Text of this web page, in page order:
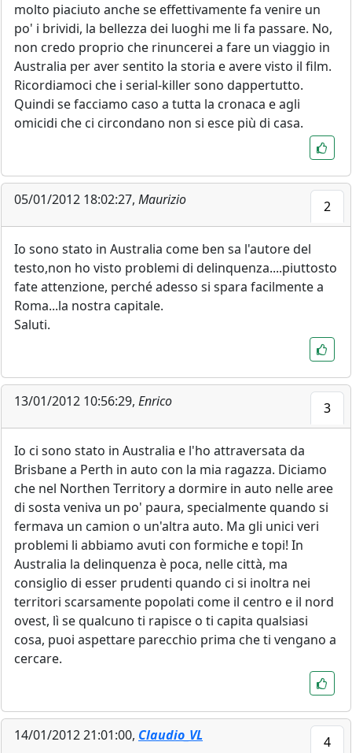
molto piaciuto anche se effettivamente fa venire un
po' i brividi, la bellezza dei luoghi me li fa passare. No,
non credo proprio che rinuncerei a fare un viaggio in
Australia per aver sentito la storia e avere visto il film.
Ricordiamoci che i serial-killer sono dappertutto.
Quindi se facciamo caso a tutta la cronaca e agli
omicidi che ci circondano non si esce più di casa.
05/01/2012 18:02:27, Maurizio 2
Io sono stato in Australia come ben sa l'autore del
testo,non ho visto problemi di delinquenza....piuttosto
fate attenzione, perché adesso si spara facilmente a
Roma...la nostra capitale.
Saluti.
13/01/2012 10:56:29, Enrico 3
Io ci sono stato in Australia e l'ho attraversata da
Brisbane a Perth in auto con la mia ragazza. Diciamo
che nel Northen Territory a dormire in auto nelle aree
di sosta veniva un po' paura, specialmente quando si
fermava un camion o un'altra auto. Ma gli unici veri
problemi li abbiamo avuti con formiche e topi! In
Australia la delinquenza è poca, nelle città, ma
consiglio di esser prudenti quando ci si inoltra nei
territori scarsamente popolati come il centro e il nord
ovest, lì se qualcuno ti rapisce o ti capita qualsiasi
cosa, puoi aspettare parecchio prima che ti vengano a
cercare.
14/01/2012 21:01:00, Claudio_VL 4